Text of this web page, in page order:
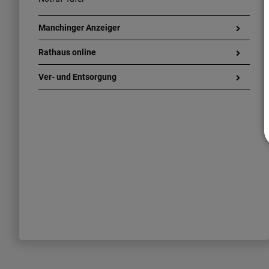
Manchinger Anzeiger
Rathaus online
Ver- und Entsorgung